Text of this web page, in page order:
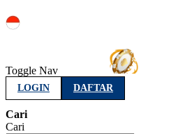
Toggle Nav
LOGIN DAFTAR
Cari
Cari